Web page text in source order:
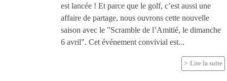
est lancée ! Et parce que le golf, c’est aussi une
affaire de partage, nous ouvrons cette nouvelle
saison avec le "Scramble de l’Amitié, le dimanche
6 avril". Cet événement convivial est...
Lire la suite